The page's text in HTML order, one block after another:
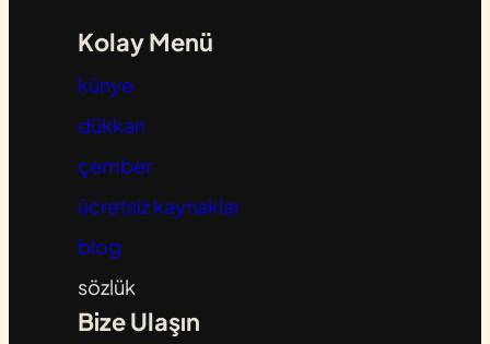
Kolay Menü
künye
dükkan
çember
ücretsiz kaynaklar
blog
sözlük
Bize Ulaşın